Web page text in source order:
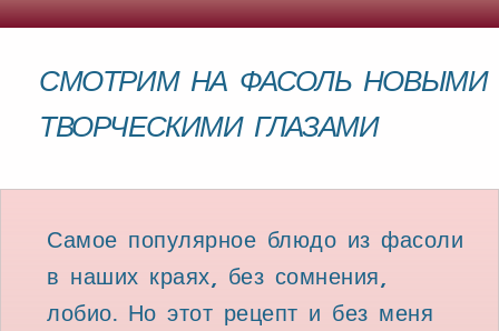
СМОТРИМ НА ФАСОЛЬ НОВЫМИ
ТВОРЧЕСКИМИ ГЛАЗАМИ
Самое популярное блюдо из фасоли
в наших краях, без сомнения,
лобио. Но этот рецепт и без меня